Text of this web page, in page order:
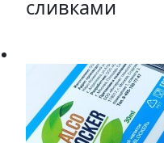
сливками